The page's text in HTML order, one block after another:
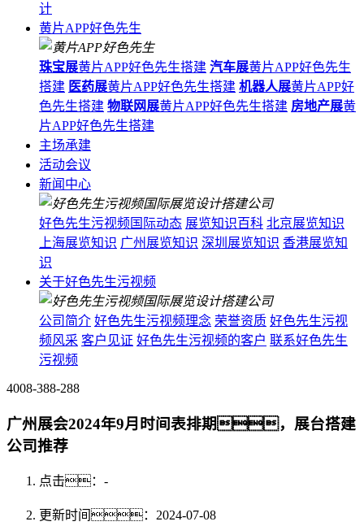
计
黄片APP好色先生
珠宝展黄片APP好色先生搭建 汽车展黄片APP好色先生
搭建 医药展黄片APP好色先生搭建 机器人展黄片APP好
色先生搭建 物联网展黄片APP好色先生搭建 房地产展黄
片APP好色先生搭建
主场承建
活动会议
新闻中心
好色先生污视频国际动态 展览知识百科 北京展览知识
上海展览知识 广州展览知识 深圳展览知识 香港展览知
识
关于好色先生污视频
公司简介 好色先生污视频理念 荣誉资质 好色先生污视
频风采 客户见证 好色先生污视频的客户 联系好色先生
污视频
4008-388-288
广州展会2024年9月时间表排期，展台搭建
公司推荐
点击： -
更新时间：2024-07-08